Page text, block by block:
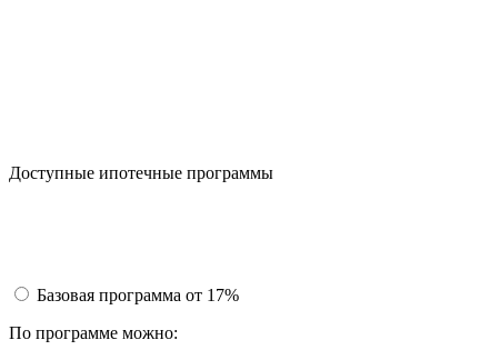
Доступные ипотечные программы
Базовая программа от 17%
По программе можно: